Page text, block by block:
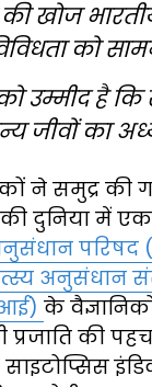
खोज
को
को उम्मीद है
जीवों का
ने समुद्र की
दुनिया में
अनुसंधान
के
की